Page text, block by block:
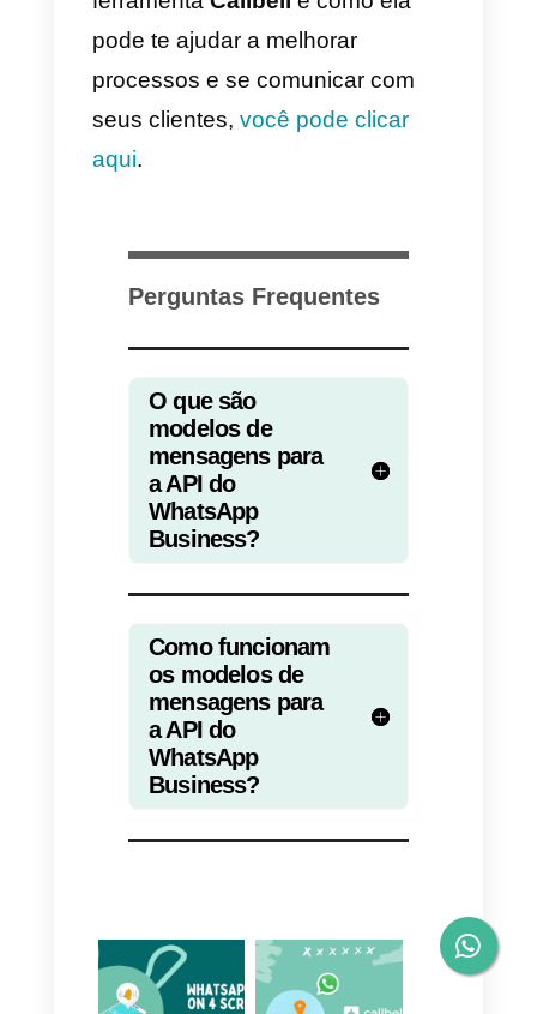
Muito feliz em colaborar com
você! {{1}} 😊 Há mais alguma
coisa em que eu possa ajudá-lo
e)
De nada, {{1}}! Por favor,
perguntas.
Modelos de call to action
Olá!
que você está super interessado
em {{1}} e por isso preparamos
um ótimo desconto para você.
Entre no link a seguir para saber
tudo: (www. suapágina.com)
Notamos que você não concluiu